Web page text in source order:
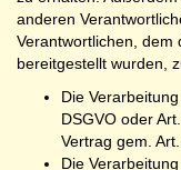
anderen
Verantwortlichen, dem
bereitgestellt wurden,
Die
DSGVO oder
Vertrag gem.
Die